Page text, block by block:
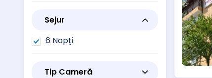
Sejur
6 Nopți
Tip Cameră